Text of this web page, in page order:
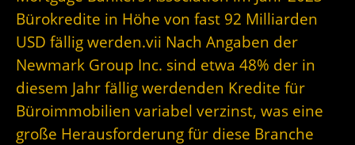
Bürokredite in Höhe von fast 92 Milliarden
USD fällig werden.vii Nach Angaben der
Newmark Group Inc. sind etwa 48% der in
diesem Jahr fällig werdenden Kredite für
Büroimmobilien variabel verzinst, was eine
große Herausforderung für diese Branche